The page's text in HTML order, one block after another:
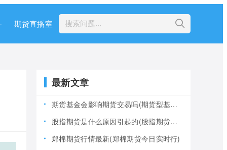
期货直播室
最新文章
期货基金会影响期货交易吗(期货型基金风险大吗)
股指期货是什么原因引起的(股指期货产生的原因)
郑棉期货行情最新(郑棉期货今日实时行)